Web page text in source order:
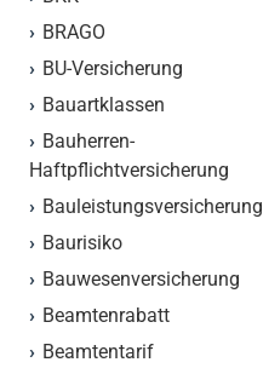
BRAGO
BU-Versicherung
Bauartklassen
Bauherren-
Haftpflichtversicherung
Bauleistungsversicherung
Baurisiko
Bauwesenversicherung
Beamtenrabatt
Beamtentarif